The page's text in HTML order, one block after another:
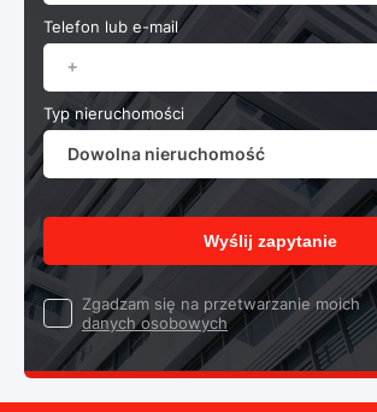
Telefon lub e-mail
Typ nieruchomości
Dowolna nieruchomość
Wyślij zapytanie
Zgadzam się na przetwarzanie moich
danych osobowych